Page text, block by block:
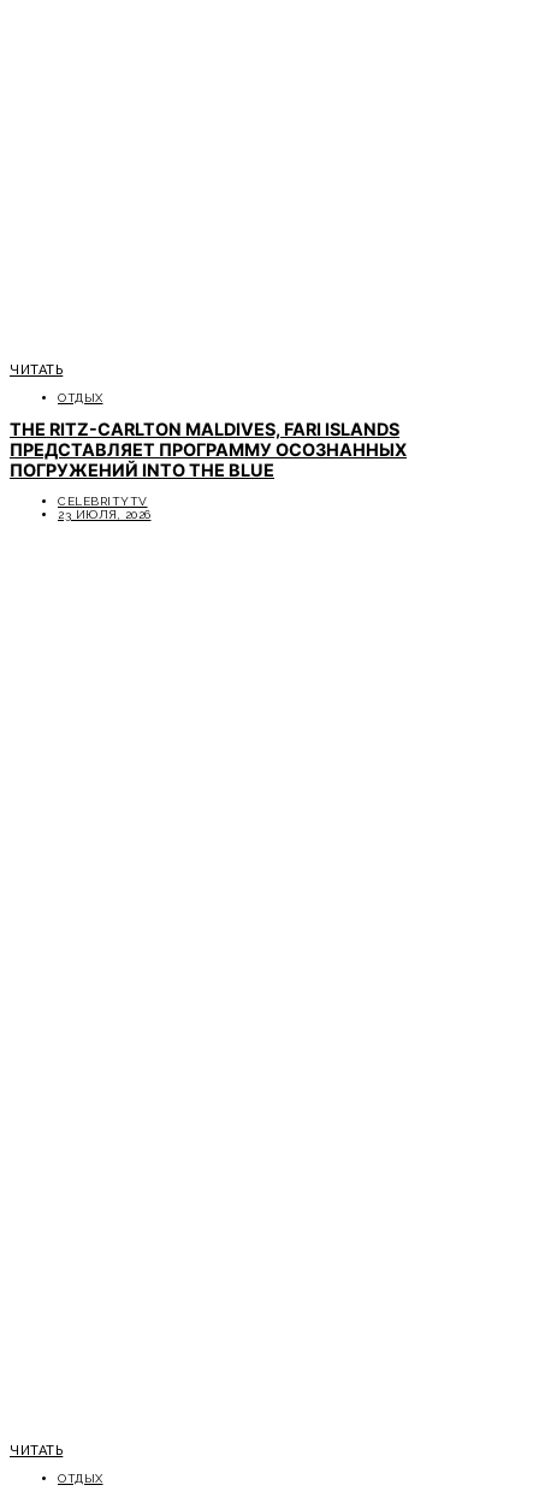
ЧИТАТЬ
ОТДЫХ
THE RITZ-CARLTON MALDIVES, FARI ISLANDS
ПРЕДСТАВЛЯЕТ ПРОГРАММУ ОСОЗНАННЫХ
ПОГРУЖЕНИЙ INTO THE BLUE
CELEBRITYTV
23 ИЮЛЯ, 2026
ЧИТАТЬ
ОТДЫХ